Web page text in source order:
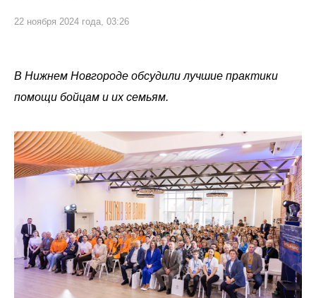
22 ноября 2024 года, 03:26
В Нижнем Новгороде обсудили лучшие практики
помощи бойцам и их семьям.